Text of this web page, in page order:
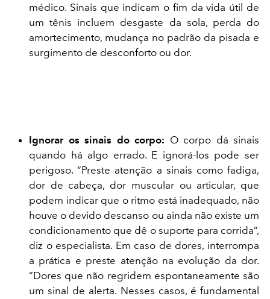
médico. Sinais que indicam o fim da vida útil de
um tênis incluem desgaste da sola, perda do
amortecimento, mudança no padrão da pisada e
surgimento de desconforto ou dor.
Ignorar os sinais do corpo: O corpo dá sinais
quando há algo errado. E ignorá-los pode ser
perigoso. “Preste atenção a sinais como fadiga,
dor de cabeça, dor muscular ou articular, que
podem indicar que o ritmo está inadequado, não
houve o devido descanso ou ainda não existe um
condicionamento que dê o suporte para corrida”,
diz o especialista. Em caso de dores, interrompa
a prática e preste atenção na evolução da dor.
“Dores que não regridem espontaneamente são
um sinal de alerta. Nesses casos, é fundamental